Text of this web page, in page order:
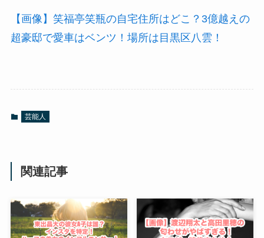
【画像】笑福亭笑瓶の自宅住所はどこ？3億越えの
超豪邸で愛車はベンツ！場所は目黒区八雲！
芸能人
関連記事